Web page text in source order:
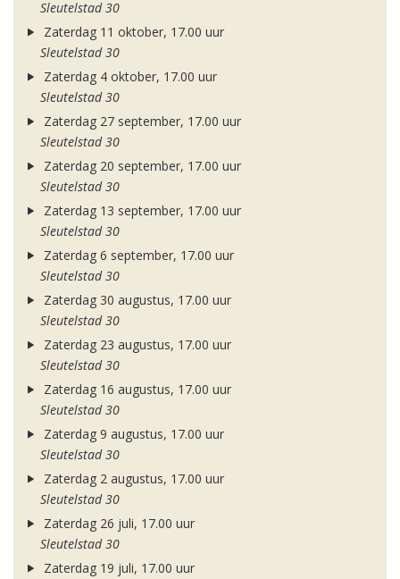
Sleutelstad 30
Zaterdag 11 oktober, 17.00 uur
Sleutelstad 30
Zaterdag 4 oktober, 17.00 uur
Sleutelstad 30
Zaterdag 27 september, 17.00 uur
Sleutelstad 30
Zaterdag 20 september, 17.00 uur
Sleutelstad 30
Zaterdag 13 september, 17.00 uur
Sleutelstad 30
Zaterdag 6 september, 17.00 uur
Sleutelstad 30
Zaterdag 30 augustus, 17.00 uur
Sleutelstad 30
Zaterdag 23 augustus, 17.00 uur
Sleutelstad 30
Zaterdag 16 augustus, 17.00 uur
Sleutelstad 30
Zaterdag 9 augustus, 17.00 uur
Sleutelstad 30
Zaterdag 2 augustus, 17.00 uur
Sleutelstad 30
Zaterdag 26 juli, 17.00 uur
Sleutelstad 30
Zaterdag 19 juli, 17.00 uur